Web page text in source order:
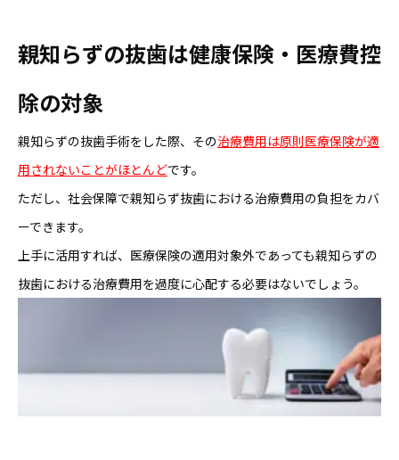
親知らずの抜歯は健康保険・医療費控
除の対象
親知らずの抜歯手術をした際、その治療費用は原則医療保険が適
用されないことがほとんどです。
ただし、社会保障で親知らず抜歯における治療費用の負担をカバ
ーできます。
上手に活用すれば、医療保険の適用対象外であっても親知らずの
抜歯における治療費用を過度に心配する必要はないでしょう。